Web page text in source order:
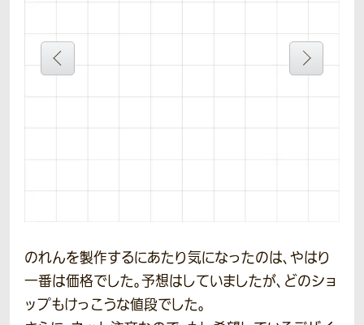
のれんを製作するにあたり気になったのは、やはり
一番は価格でした。予想はしていましたが、どのショ
ップもけっこうな値段でした。